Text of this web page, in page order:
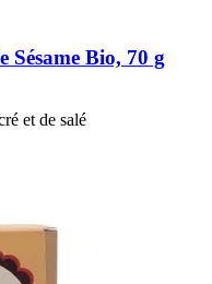
Sésame Bio, 70 g
et de salé